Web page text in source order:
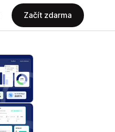
Začít zdarma